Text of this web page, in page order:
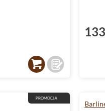
PROMOCJA